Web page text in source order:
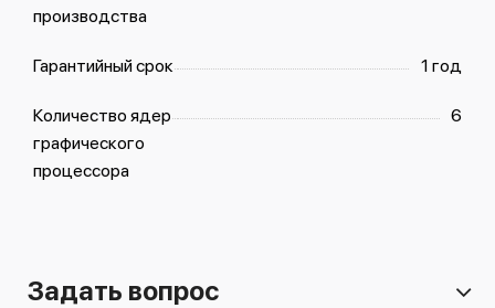
производства
Гарантийный срок 1 год
Количество ядер
графического
процессора
6
Задать вопрос